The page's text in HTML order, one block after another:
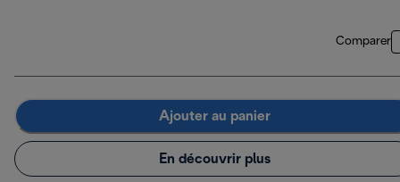
Comparer
Ajouter au panier
En découvrir plus